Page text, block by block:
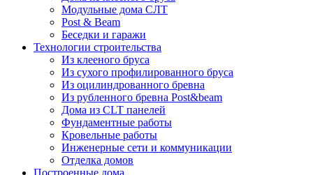
Модульные дома СЛТ
Post & Beam
Беседки и гаражи
Технологии строительства
Из клееного бруса
Из сухого профилированного бруса
Из оцилиндрованного бревна
Из рубленного бревна Post&beam
Дома из CLT панелей
Фундаментные работы
Кровельные работы
Инженерные сети и коммуникации
Отделка домов
Построенные дома